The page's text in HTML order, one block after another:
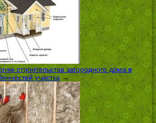
строительства загородного дома в
участка →